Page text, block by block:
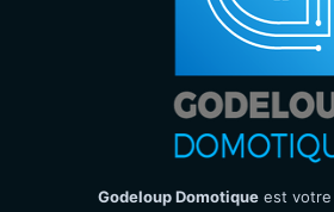
Godeloup Domotique est votre